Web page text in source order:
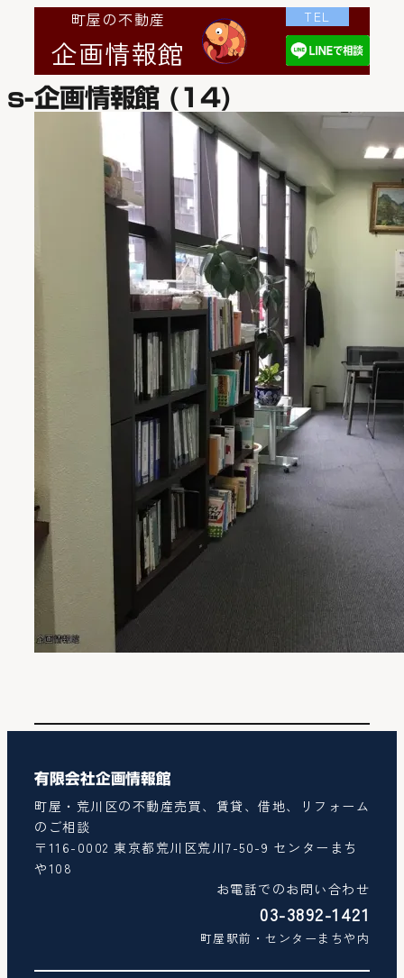
町屋の不動産
企画情報館
TEL
s-企画情報館 (14)
有限会社企画情報館
町屋・荒川区の不動産売買、賃貸、借地、リフォーム
のご相談
〒116-0002 東京都荒川区荒川7-50-9 センターまち
や108
お電話でのお問い合わせ
03-3892-1421
町屋駅前・センターまちや内